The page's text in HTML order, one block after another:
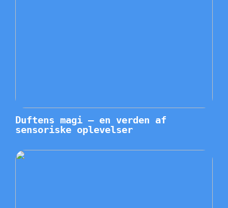
Duftens magi – en verden af
sensoriske oplevelser